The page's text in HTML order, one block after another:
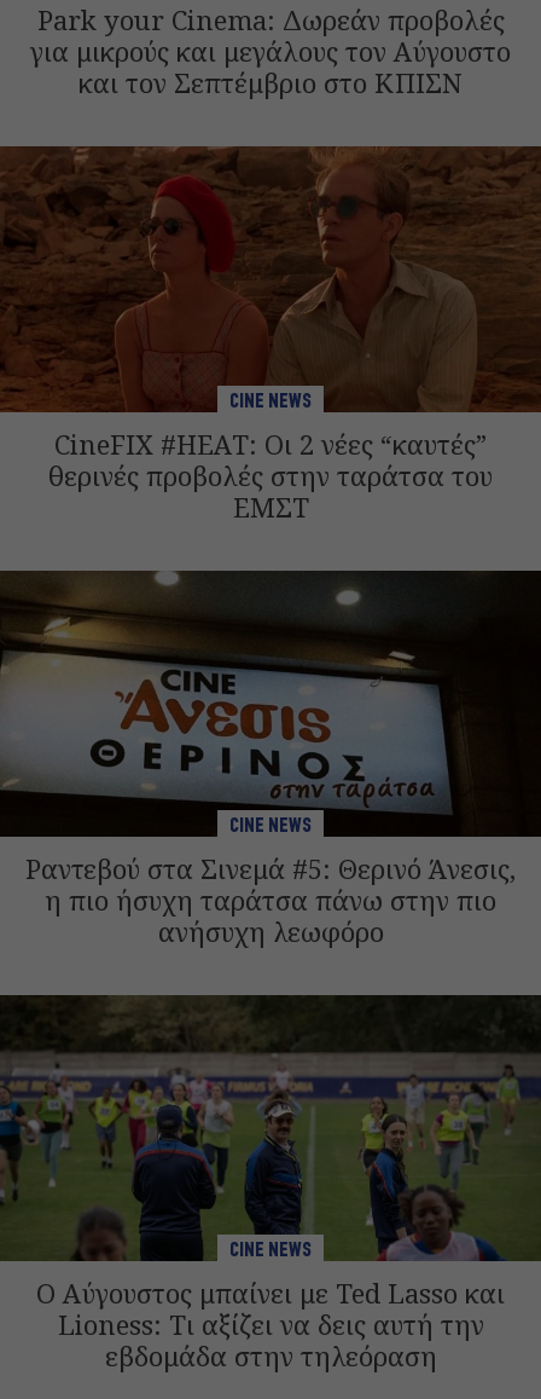
Park your Cinema: Δωρεάν προβολές
για μικρούς και μεγάλους τον Αύγουστο
και τον Σεπτέμβριο στο ΚΠΙΣΝ
CINE NEWS
CineFIX #HEAT: Οι 2 νέες “καυτές”
θερινές προβολές στην ταράτσα του
ΕΜΣΤ
CINE NEWS
Ραντεβού στα Σινεμά #5: Θερινό Άνεσις,
η πιο ήσυχη ταράτσα πάνω στην πιο
ανήσυχη λεωφόρο
CINE NEWS
Ο Αύγουστος μπαίνει με Ted Lasso και
Lioness: Τι αξίζει να δεις αυτή την
εβδομάδα στην τηλεόραση